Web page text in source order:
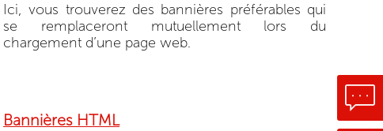
Ici, vous trouverez des bannières préférables qui
se remplaceront mutuellement lors du
chargement d’une page web.
Bannières HTML